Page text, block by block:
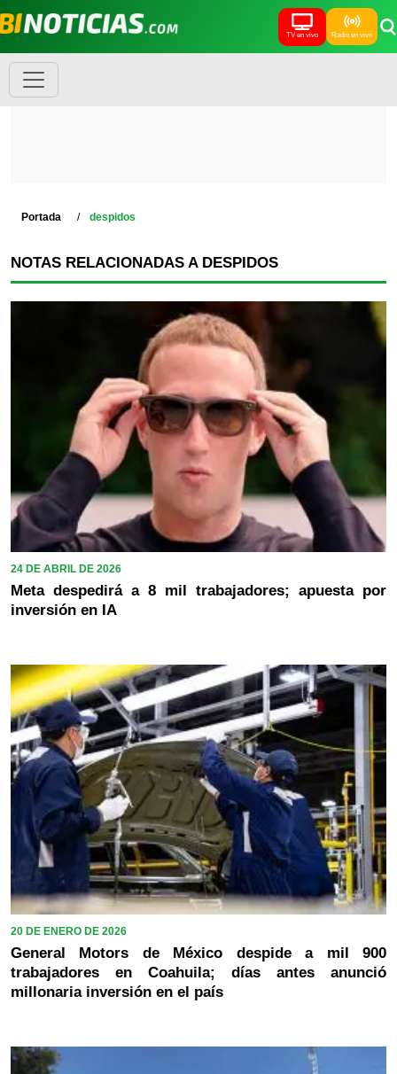
TV en vivo Radio en vivo
Portada despidos
NOTAS RELACIONADAS A DESPIDOS
24 DE ABRIL DE 2026
Meta despedirá a 8 mil trabajadores; apuesta por
inversión en IA
20 DE ENERO DE 2026
General Motors de México despide a mil 900
trabajadores en Coahuila; días antes anunció
millonaria inversión en el país